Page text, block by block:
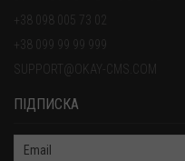
+38 098 005 73 02
+38 099 99 99 999
SUPPORT@OKAY-CMS.COM
ПІДПИСКА